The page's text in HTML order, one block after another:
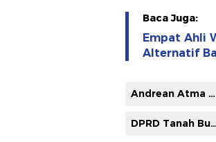
Baca Juga:
Empat Ahli
Alternatif
Andrean Atma Maulani
DPRD Tanah Bumbu